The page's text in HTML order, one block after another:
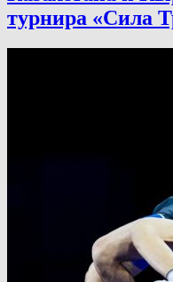
турнира «Сила